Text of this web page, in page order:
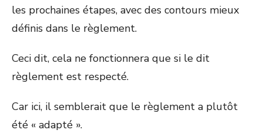
les prochaines étapes, avec des contours mieux
définis dans le règlement.
Ceci dit, cela ne fonctionnera que si le dit
règlement est respecté.
Car ici, il semblerait que le règlement a plutôt
été « adapté ».